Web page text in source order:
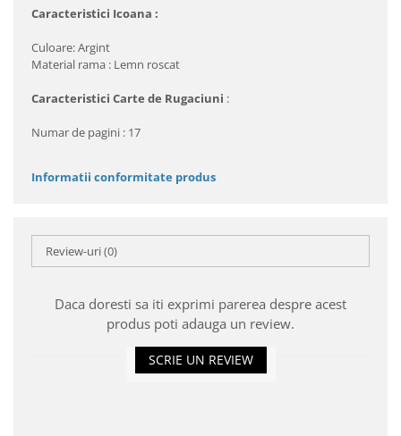
Caracteristici Icoana :
Culoare: Argint
Material rama : Lemn roscat
Caracteristici Carte de Rugaciuni :
Numar de pagini : 17
Informatii conformitate produs
Review-uri(0)
Daca doresti sa iti exprimi parerea despre acest
produs poti adauga un review.
SCRIE UN REVIEW